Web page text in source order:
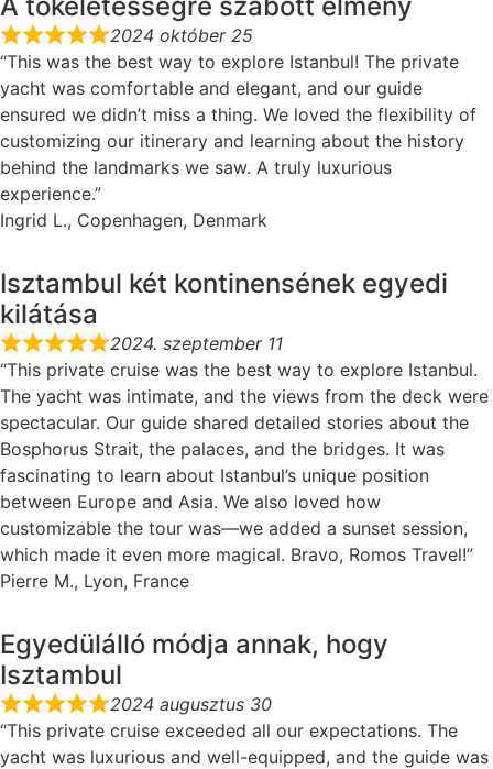
2024 október 25
“This was the best way to explore Istanbul! The private
yacht was comfortable and elegant, and our guide
ensured we didn’t miss a thing. We loved the flexibility of
customizing our itinerary and learning about the history
behind the landmarks we saw. A truly luxurious
experience.”
Ingrid L., Copenhagen, Denmark
Isztambul két kontinensének egyedi
kilátása
2024. szeptember 11
“This private cruise was the best way to explore Istanbul.
The yacht was intimate, and the views from the deck were
spectacular. Our guide shared detailed stories about the
Bosphorus Strait, the palaces, and the bridges. It was
fascinating to learn about Istanbul’s unique position
between Europe and Asia. We also loved how
customizable the tour was—we added a sunset session,
which made it even more magical. Bravo, Romos Travel!”
Pierre M., Lyon, France
Egyedülálló módja annak, hogy
Isztambul
2024 augusztus 30
“This private cruise exceeded all our expectations. The
yacht was luxurious and well-equipped, and the guide was